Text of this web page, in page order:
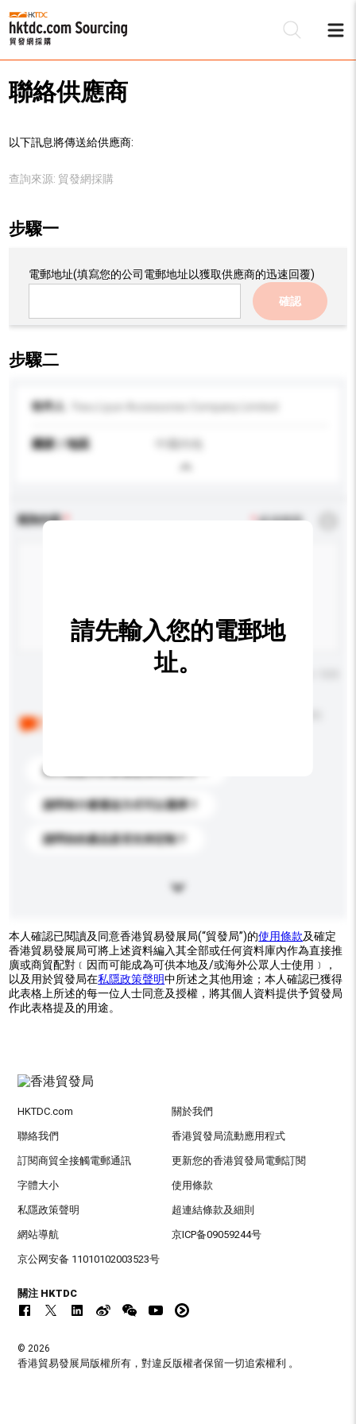
聯絡供應商
以下訊息將傳送給供應商:
查詢來源: 貿發網採購
步驟一
電郵地址(填寫您的公司電郵地址以獲取供應商的迅速回覆)
確認
步驟二
收件人
國家 / 地區
查詢內容 *必須填寫
你們能提供的最優惠價格是多少？
請問有什麼運送方式可以選擇？
請問你的產品是否支持定制？
請先輸入您的電郵地
址。
本人確認已閱讀及同意香港貿易發展局(“貿發局”)的使用條款及確定
香港貿易發展局可將上述資料編入其全部或任何資料庫內作為直接推
廣或商貿配對﹝因而可能成為可供本地及/或海外公眾人士使用﹞，
以及用於貿發局在私隱政策聲明中所述之其他用途；本人確認已獲得
此表格上所述的每一位人士同意及授權，將其個人資料提供予貿發局
作此表格提及的用途。
HKTDC.com 關於我們
聯絡我們 香港貿發局流動應用程式
訂閱商貿全接觸電郵通訊 更新您的香港貿發局電郵訂閱
字體大小 使用條款
私隱政策聲明 超連結條款及細則
網站導航 京ICP备09059244号
京公网安备 11010102003523号
關注 HKTDC
© 2026
香港貿易發展局版權所有，對違反版權者保留一切追索權利 。